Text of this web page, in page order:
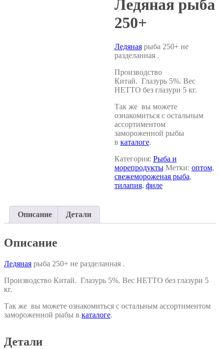
Ледяная рыба
250+
Ледянаярыба 250+ не
разделанная .
Производство
Китай. Глазурь 5%. Вес
НЕТТО без глазури 5 кг.
Так же вы можете
ознакомиться с остальным
ассортиментом
замороженной рыбы
в каталоге.
Категория: Рыба и
морепродукты Метки: оптом,
свежемороженая рыба,
тилапия, филе
Описание Детали
Описание
Ледяная рыба 250+ не разделанная .
Производство Китай. Глазурь 5%. Вес НЕТТО без глазури 5
кг.
Так же вы можете ознакомиться с остальным ассортиментом
замороженной рыбы в каталоге.
Детали